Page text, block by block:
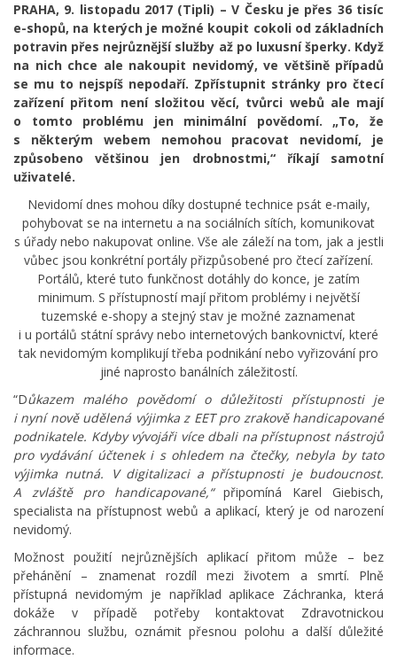
PRAHA, 9. listopadu 2017 (Tipli) – V Česku je přes 36 tisíc
e-shopů, na kterých je možné koupit cokoli od základních
potravin přes nejrůznější služby až po luxusní šperky. Když
na nich chce ale nakoupit nevidomý, ve většině případů
se mu to nejspíš nepodaří. Zpřístupnit stránky pro čtecí
zařízení přitom není složitou věcí, tvůrci webů ale mají
o tomto problému jen minimální povědomí. „To, že
s některým webem nemohou pracovat nevidomí, je
způsobeno většinou jen drobnostmi,“ říkají samotní
uživatelé.
Nevidomí dnes mohou díky dostupné technice psát e-maily,
pohybovat se na internetu a na sociálních sítích, komunikovat
s úřady nebo nakupovat online. Vše ale záleží na tom, jak a jestli
vůbec jsou konkrétní portály přizpůsobené pro čtecí zařízení.
Portálů, které tuto funkčnost dotáhly do konce, je zatím
minimum. S přístupností mají přitom problémy i největší
tuzemské e-shopy a stejný stav je možné zaznamenat
i u portálů státní správy nebo internetových bankovnictví, které
tak nevidomým komplikují třeba podnikání nebo vyřizování pro
jiné naprosto banálních záležitostí.
“Důkazem malého povědomí o důležitosti přístupnosti je
i nyní nově udělená výjimka z EET pro zrakově handicapované
podnikatele. Kdyby vývojáři více dbali na přístupnost nástrojů
pro vydávání účtenek i s ohledem na čtečky, nebyla by tato
výjimka nutná. V digitalizaci a přístupnosti je budoucnost.
A zvláště pro handicapované,“připomíná Karel Giebisch,
specialista na přístupnost webů a aplikací, který je od narození
nevidomý.
Možnost použití nejrůznějších aplikací přitom může – bez
přehánění – znamenat rozdíl mezi životem a smrtí. Plně
přístupná nevidomým je například aplikace Záchranka, která
dokáže v případě potřeby kontaktovat Zdravotnickou
záchrannou službu, oznámit přesnou polohu a další důležité
informace.